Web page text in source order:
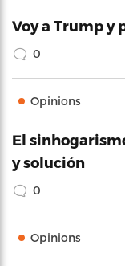
Voy a Trump y
0
Opinions
El
y solución
0
Opinions